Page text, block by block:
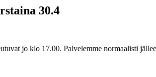
30.4
jo klo 17.00. Palvelemme normaalisti